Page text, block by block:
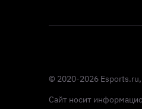
© 2020-2026 Esports.ru,
Сайт носит